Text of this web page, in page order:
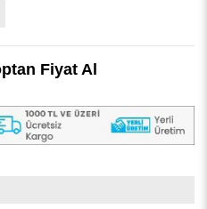
Fiyat Al